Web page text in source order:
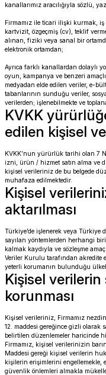
kanallarımız aracılığıyla sözlü,
Firmamız ile ticari ilişki kurmak,
kartvizit, özgeçmiş (cv), teklif
alınan, fiziki veya sanal bir
elektronik ortamdan;
Ayrıca farklı kanallardan dolaylı
oyun, kampanya ve benzeri
medyadan elde edilen veriler, e-
tabanlarının sunduğu veriler,
verilerden; işlenebilmekte ve
KVKK
edilen kişisel
KVKK’nun yürürlük tarihi olan 7
izni, ürün / hizmet satın alma ve
kişisel verileriniz de bu belgede
muhafaza edilmektedir.
Kişisel
aktarılması
Türkiye’de işlenerek veya Türkiye
sayılan yöntemlerden herhangi
kalmak kaydıyla ve sözleşme
Veriler Kurulu tarafından akredite
yeterli korumanın bulunduğu
Kişisel verilerin
korunması
Kişisel verileriniz, Firmamız
12. maddesi gereğince gizli
belirtilen düzenlemeler haricinde
Firmamız, kişisel verilerinizin
Maddesi gereği kişisel verilerin
kişilerin erişimlerini engellemekle,
güvenlik önlemleri almakla